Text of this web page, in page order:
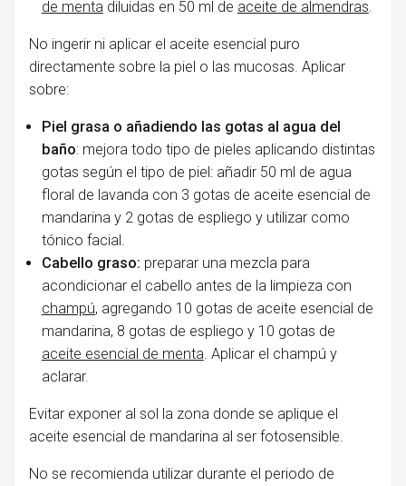
de mentadiluidas en 50 ml de aceite de almendras.
No ingerir ni aplicar el aceite esencial puro
directamente sobre la piel o las mucosas. Aplicar
sobre:
Piel grasa o añadiendo las gotas al agua del
baño: mejora todo tipo de pieles aplicando distintas
gotas según el tipo de piel: añadir 50 ml de agua
floral de lavanda con 3 gotas de aceite esencial de
mandarina y 2 gotas de espliego y utilizar como
tónico facial.
Cabello graso: preparar una mezcla para
acondicionar el cabello antes de la limpieza con
champú, agregando 10 gotas de aceite esencial de
mandarina, 8 gotas de espliego y 10 gotas de
aceite esencial de menta. Aplicar el champú y
aclarar.
Evitar exponer al sol la zona donde se aplique el
aceite esencial de mandarina al ser fotosensible.
No se recomienda utilizar durante el periodo de